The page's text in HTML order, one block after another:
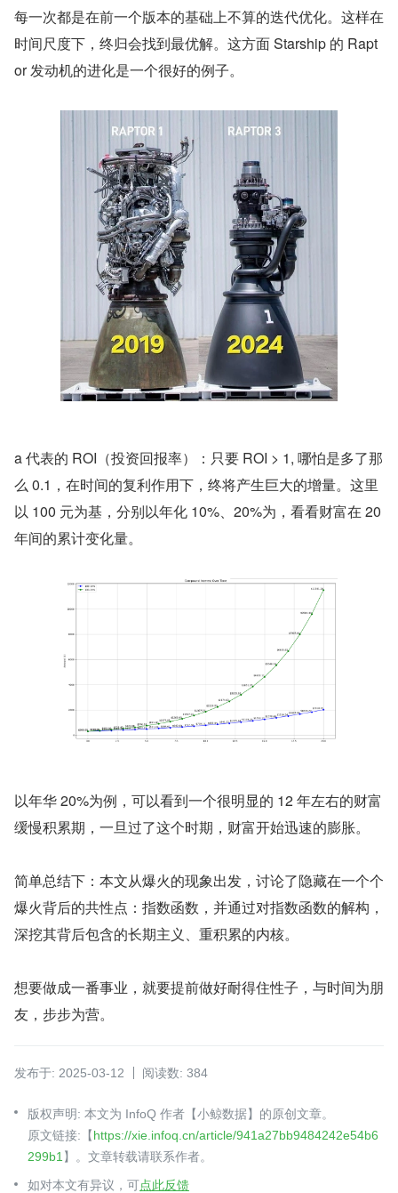
每一次都是在前一个版本的基础上不算的迭代优化。这样在
时间尺度下，终归会找到最优解。这方面 Starship 的 Rapt
or 发动机的进化是一个很好的例子。
a 代表的 ROI（投资回报率）：只要 ROI > 1, 哪怕是多了那
么 0.1，在时间的复利作用下，终将产生巨大的增量。这里
以 100 元为基，分别以年化 10%、20%为，看看财富在 20
年间的累计变化量。
以年华 20%为例，可以看到一个很明显的 12 年左右的财富
缓慢积累期，一旦过了这个时期，财富开始迅速的膨胀。
简单总结下：本文从爆火的现象出发，讨论了隐藏在一个个
爆火背后的共性点：指数函数，并通过对指数函数的解构，
深挖其背后包含的长期主义、重积累的内核。
想要做成一番事业，就要提前做好耐得住性子，与时间为朋
友，步步为营。
发布于: 2025-03-12 阅读数: 384
版权声明: 本文为 InfoQ 作者【小鲸数据】的原创文章。
原文链接:【https://xie.infoq.cn/article/941a27bb9484242e54b6
299b1 】。文章转载请联系作者。
如对本文有异议，可点此反馈